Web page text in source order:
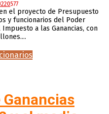
0577
el proyecto de Presupuesto
y funcionarios del Poder
a las Ganancias, con
Ganancias